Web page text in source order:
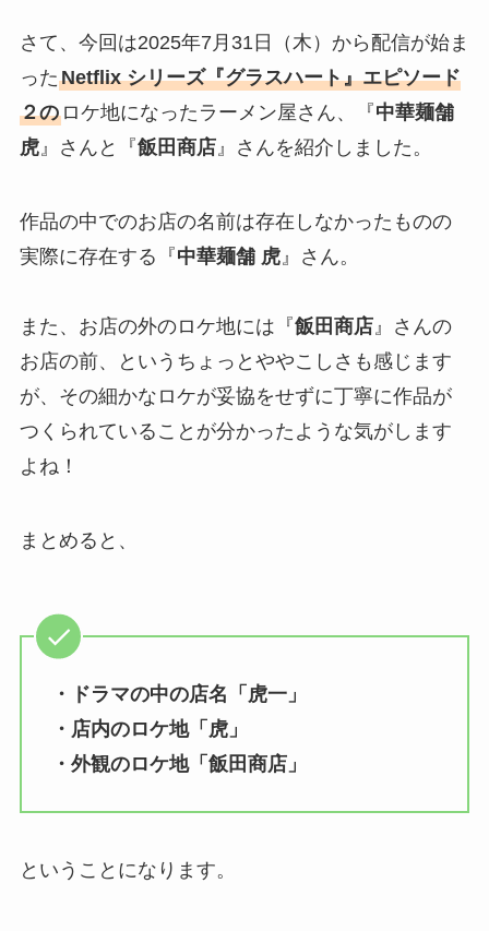
さて、今回は2025年7月31日（木）から配信が始ま
ったNetflix シリーズ『グラスハート』エピソード
２のロケ地になったラーメン屋さん、『中華麺舗
虎』さんと『飯田商店』さんを紹介しました。
作品の中でのお店の名前は存在しなかったものの
実際に存在する『中華麺舗 虎』さん。
また、お店の外のロケ地には『飯田商店』さんの
お店の前、というちょっとややこしさも感じます
が、その細かなロケが妥協をせずに丁寧に作品が
つくられていることが分かったような気がします
よね！
まとめると、
・ドラマの中の店名「虎一」
・店内のロケ地「虎」
・外観のロケ地「飯田商店」
ということになります。